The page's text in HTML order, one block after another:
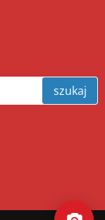
szukaj